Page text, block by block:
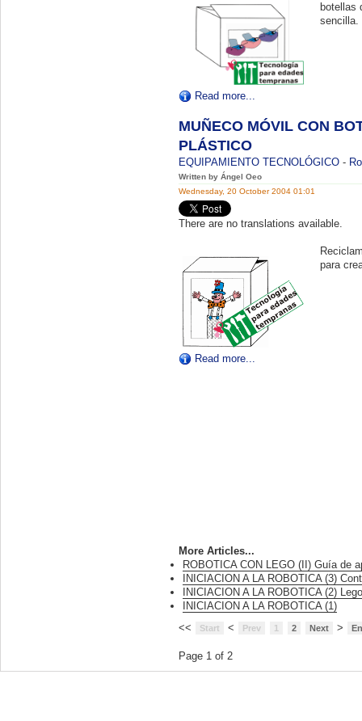
botellas
sencilla.
Read more...
MUÑECO MÓVIL CON
PLÁSTICO
EQUIPAMIENTO TECNOLÓGICO -
Written by Ángel Oeo
Wednesday, 20 October 2004 01:01
There are no translations available.
para
Read more...
More Articles...
ROBOTICA CON LEGO (II) Guía de
INICIACION A LA ROBOTICA (3)
INICIACION A LA ROBOTICA (2) Lego
INICIACION A LA ROBOTICA (1)
<<
Start < Prev 1 2 Next >
Page 1 of 2